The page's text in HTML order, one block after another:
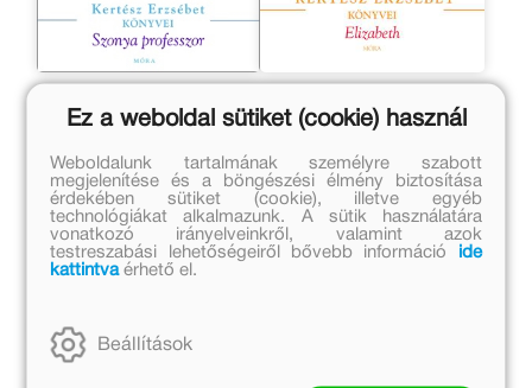
Eredeti ár:
2 499 Ft
Kedvezményes ár:
1 000 Ft
Eredeti ár:
2 499 Ft
Kedvezményes ár:
Ez a weboldal sütiket (cookie) használ
Weboldalunk tartalmának személyre szabott
megjelenítése és a böngészési élmény biztosítása
érdekében sütiket (cookie), illetve egyéb
technológiákat alkalmazunk. A sütik használatára
vonatkozó irányelveinkről, valamint azok
testreszabási lehetőségeiről bővebb információ
ide
kattintvaérhető el.
Beállítások